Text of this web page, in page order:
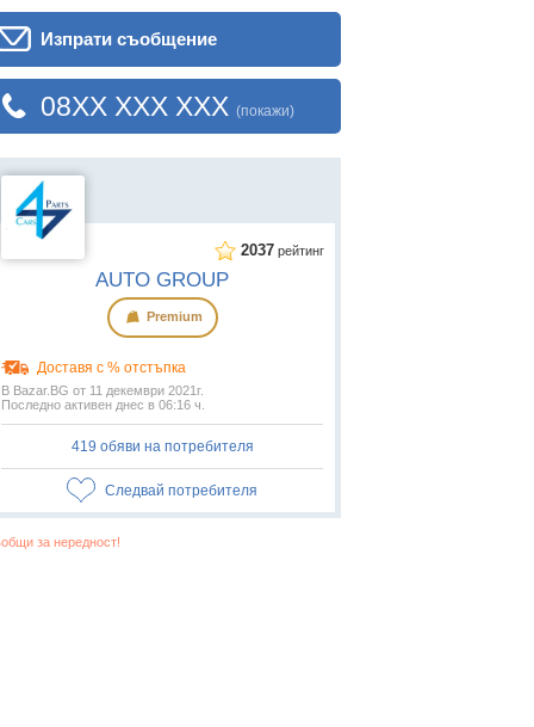
Изпрати съобщение
08XX XXX XXX (покажи)
2037 рейтинг
AUTO GROUP
Premium
Доставя с % отстъпка
В Bazar.BG от 11 декември 2021г.
Последно активен днес в 06:16 ч.
419 обяви на потребителя
Следвай потребителя
за нередност!